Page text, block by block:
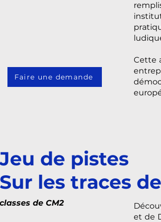
Cette
Faire une demande
Jeu de pistes
Sur les traces
classes de CM2
et de